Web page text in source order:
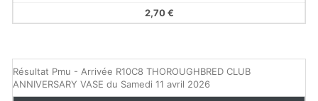
2,70 €
Résultat Pmu - Arrivée R10C8 THOROUGHBRED CLUB
ANNIVERSARY VASE du Samedi 11 avril 2026